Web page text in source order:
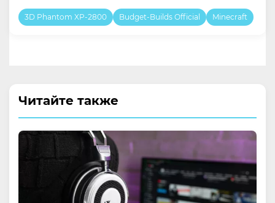
3D Phantom XP-2800 Budget-Builds Official Minecraft
Читайте также